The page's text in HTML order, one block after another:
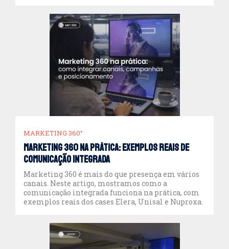
MARKETING 360°
Marketing 360 na prática: exemplos reais de
comunicação integrada
Marketing 360 é mais do que presença em vários
canais. Neste artigo, mostramos como a
comunicação integrada funciona na prática, com
exemplos reais dos cases Elera, Unisal e Nuproxa.